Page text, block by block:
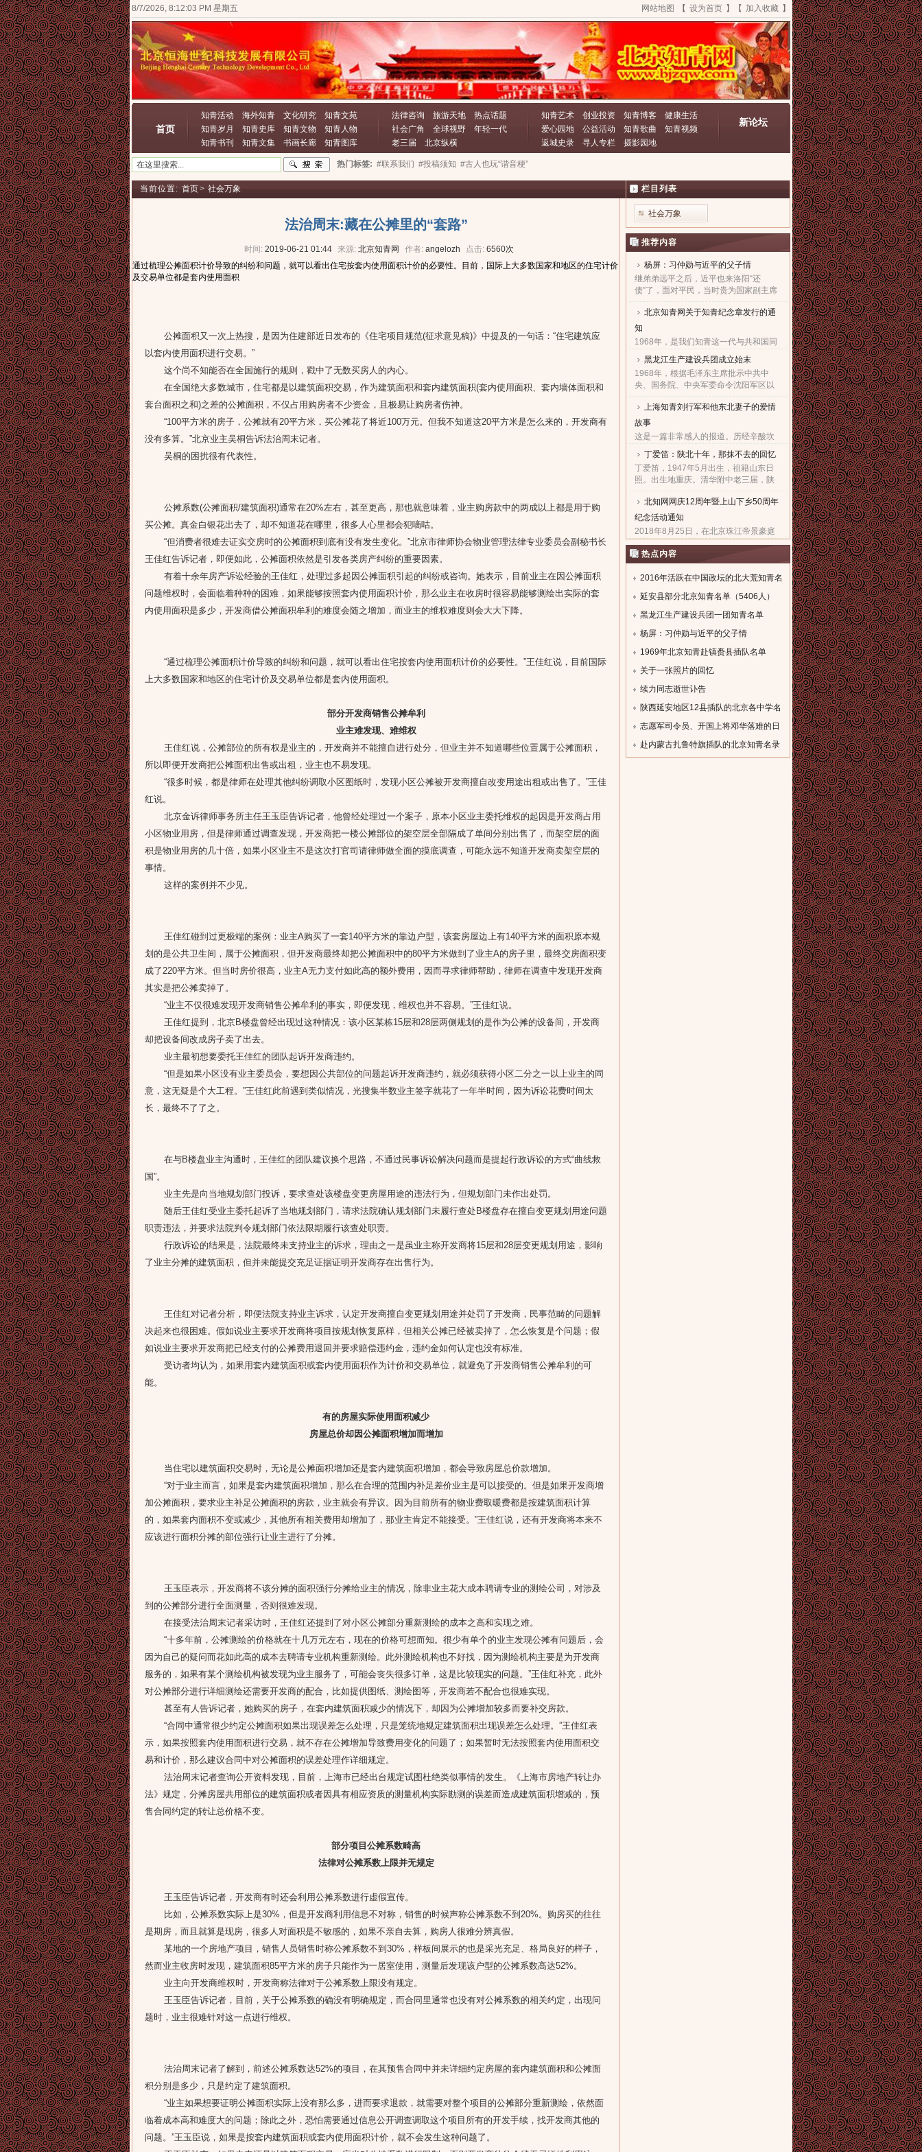
8/7/2026, 8:12:04 PM 星期五 网站地图 【 设为首页 】【 加入收藏 】
首页
知青活动 海外知青 文化研究
知青文苑
知青岁月
知青史库 知青文物
知青人物
知青书刊
知青文集 书画长廊 知青图库
法律咨询 旅游天地
热点话题
社会广角
全球视野
年轻一代
老三届
北京纵横
知青艺术 创业投资 知青博客
健康生活
爱心园地
公益活动 知青歌曲
知青视频
返城史录
寻人专栏 摄影园地
新论坛
热门标签: #联系我们 #投稿须知 #古人也玩“谐音梗”
当前位置: 首页> 社会万象
法治周末:藏在公摊里的“套路”
时间: 2019-06-21 01:44 来源: 北京知青网 作者: angelozh 点击: 6560次
通过梳理公摊面积计价导致的纠纷和问题，就可以看出住宅按套内使用面积计价的必要性。目前，国际上大多数国家和地区的住宅计价
及交易单位都是套内使用面积
公摊面积又一次上热搜，是因为住建部近日发布的《住宅项目规范(征求意见稿)》中提及的一句话：“住宅建筑应
以套内使用面积进行交易。”
这个尚不知能否在全国施行的规则，戳中了无数买房人的内心。
在全国绝大多数城市，住宅都是以建筑面积交易，作为建筑面积和套内建筑面积(套内使用面积、套内墙体面积和
套台面积之和)之差的公摊面积，不仅占用购房者不少资金，且极易让购房者伤神。
“100平方米的房子，公摊就有20平方米，买公摊花了将近100万元。但我不知道这20平方米是怎么来的，开发商有
没有多算。”北京业主吴桐告诉法治周末记者。
吴桐的困扰很有代表性。
公摊系数(公摊面积/建筑面积)通常在20%左右，甚至更高，那也就意味着，业主购房款中的两成以上都是用于购
买公摊。真金白银花出去了，却不知道花在哪里，很多人心里都会犯嘀咕。
“但消费者很难去证实交房时的公摊面积到底有没有发生变化。”北京市律师协会物业管理法律专业委员会副秘书长
王佳红告诉记者，即便如此，公摊面积依然是引发各类房产纠纷的重要因素。
有着十余年房产诉讼经验的王佳红，处理过多起因公摊面积引起的纠纷或咨询。她表示，目前业主在因公摊面积
问题维权时，会面临着种种的困难，如果能够按照套内使用面积计价，那么业主在收房时很容易能够测绘出实际的套
内使用面积是多少，开发商借公摊面积牟利的难度会随之增加，而业主的维权难度则会大大下降。
“通过梳理公摊面积计价导致的纠纷和问题，就可以看出住宅按套内使用面积计价的必要性。”王佳红说，目前国际
上大多数国家和地区的住宅计价及交易单位都是套内使用面积。
部分开发商销售公摊牟利
业主难发现、难维权
王佳红说，公摊部位的所有权是业主的，开发商并不能擅自进行处分，但业主并不知道哪些位置属于公摊面积，
所以即便开发商把公摊面积出售或出租，业主也不易发现。
“很多时候，都是律师在处理其他纠纷调取小区图纸时，发现小区公摊被开发商擅自改变用途出租或出售了。”王佳
红说。
北京金诉律师事务所主任王玉臣告诉记者，他曾经处理过一个案子，原本小区业主委托维权的起因是开发商占用
小区物业用房，但是律师通过调查发现，开发商把一楼公摊部位的架空层全部隔成了单间分别出售了，而架空层的面
积是物业用房的几十倍，如果小区业主不是这次打官司请律师做全面的摸底调查，可能永远不知道开发商卖架空层的
事情。
这样的案例并不少见。
王佳红碰到过更极端的案例：业主A购买了一套140平方米的靠边户型，该套房屋边上有140平方米的面积原本规
划的是公共卫生间，属于公摊面积，但开发商最终却把公摊面积中的80平方米做到了业主A的房子里，最终交房面积变
成了220平方米。但当时房价很高，业主A无力支付如此高的额外费用，因而寻求律师帮助，律师在调查中发现开发商
其实是把公摊卖掉了。
“业主不仅很难发现开发商销售公摊牟利的事实，即便发现，维权也并不容易。”王佳红说。
王佳红提到，北京B楼盘曾经出现过这种情况：该小区某栋15层和28层两侧规划的是作为公摊的设备间，开发商
却把设备间改成房子卖了出去。
业主最初想要委托王佳红的团队起诉开发商违约。
“但是如果小区没有业主委员会，要想因公共部位的问题起诉开发商违约，就必须获得小区二分之一以上业主的同
意，这无疑是个大工程。”王佳红此前遇到类似情况，光搜集半数业主签字就花了一年半时间，因为诉讼花费时间太
长，最终不了了之。
在与B楼盘业主沟通时，王佳红的团队建议换个思路，不通过民事诉讼解决问题而是提起行政诉讼的方式“曲线救
国”。
业主先是向当地规划部门投诉，要求查处该楼盘变更房屋用途的违法行为，但规划部门未作出处罚。
随后王佳红受业主委托起诉了当地规划部门，请求法院确认规划部门未履行查处B楼盘存在擅自变更规划用途问题
职责违法，并要求法院判令规划部门依法限期履行该查处职责。
行政诉讼的结果是，法院最终未支持业主的诉求，理由之一是虽业主称开发商将15层和28层变更规划用途，影响
了业主分摊的建筑面积，但并未能提交充足证据证明开发商存在出售行为。
王佳红对记者分析，即便法院支持业主诉求，认定开发商擅自变更规划用途并处罚了开发商，民事范畴的问题解
决起来也很困难。假如说业主要求开发商将项目按规划恢复原样，但相关公摊已经被卖掉了，怎么恢复是个问题；假
如说业主要求开发商把已经支付的公摊费用退回并要求赔偿违约金，违约金如何认定也没有标准。
受访者均认为，如果用套内建筑面积或套内使用面积作为计价和交易单位，就避免了开发商销售公摊牟利的可
能。
有的房屋实际使用面积减少
房屋总价却因公摊面积增加而增加
当住宅以建筑面积交易时，无论是公摊面积增加还是套内建筑面积增加，都会导致房屋总价款增加。
“对于业主而言，如果是套内建筑面积增加，那么在合理的范围内补足差价业主是可以接受的。但是如果开发商增
加公摊面积，要求业主补足公摊面积的房款，业主就会有异议。因为目前所有的物业费取暖费都是按建筑面积计算
的，如果套内面积不变或减少，其他所有相关费用却增加了，那业主肯定不能接受。”王佳红说，还有开发商将本来不
应该进行面积分摊的部位强行让业主进行了分摊。
王玉臣表示，开发商将不该分摊的面积强行分摊给业主的情况，除非业主花大成本聘请专业的测绘公司，对涉及
到的公摊部分进行全面测量，否则很难发现。
在接受法治周末记者采访时，王佳红还提到了对小区公摊部分重新测绘的成本之高和实现之难。
“十多年前，公摊测绘的价格就在十几万元左右，现在的价格可想而知。很少有单个的业主发现公摊有问题后，会
因为自己的疑问而花如此高的成本去聘请专业机构重新测绘。此外测绘机构也不好找，因为测绘机构主要是为开发商
服务的，如果有某个测绘机构被发现为业主服务了，可能会丧失很多订单，这是比较现实的问题。”王佳红补充，此外
对公摊部分进行详细测绘还需要开发商的配合，比如提供图纸、测绘图等，开发商若不配合也很难实现。
甚至有人告诉记者，她购买的房子，在套内建筑面积减少的情况下，却因为公摊增加较多而要补交房款。
“合同中通常很少约定公摊面积如果出现误差怎么处理，只是笼统地规定建筑面积出现误差怎么处理。”王佳红表
示，如果按照套内使用面积进行交易，就不存在公摊增加导致费用变化的问题了；如果暂时无法按照套内使用面积交
易和计价，那么建议合同中对公摊面积的误差处理作详细规定。
法治周末记者查询公开资料发现，目前，上海市已经出台规定试图杜绝类似事情的发生。《上海市房地产转让办
法》规定，分摊房屋共用部位的建筑面积或者因具有相应资质的测量机构实际勘测的误差而造成建筑面积增减的，预
售合同约定的转让总价格不变。
部分项目公摊系数畸高
法律对公摊系数上限并无规定
王玉臣告诉记者，开发商有时还会利用公摊系数进行虚假宣传。
比如，公摊系数实际上是30%，但是开发商利用信息不对称，销售的时候声称公摊系数不到20%。购房买的往往
是期房，而且就算是现房，很多人对面积是不敏感的，如果不亲自去算，购房人很难分辨真假。
某地的一个房地产项目，销售人员销售时称公摊系数不到30%，样板间展示的也是采光充足、格局良好的样子，
然而业主收房时发现，建筑面积85平方米的房子只能作为一居室使用，测量后发现该户型的公摊系数高达52%。
业主向开发商维权时，开发商称法律对于公摊系数上限没有规定。
王玉臣告诉记者，目前，关于公摊系数的确没有明确规定，而合同里通常也没有对公摊系数的相关约定，出现问
题时，业主很难针对这一点进行维权。
法治周末记者了解到，前述公摊系数达52%的项目，在其预售合同中并未详细约定房屋的套内建筑面积和公摊面
积分别是多少，只是约定了建筑面积。
“业主如果想要证明公摊面积实际上没有那么多，进而要求退款，就需要对整个项目的公摊部分重新测绘，依然面
临着成本高和难度大的问题；除此之外，恐怕需要通过信息公开调查调取这个项目所有的开发手续，找开发商其他的
问题。”王玉臣说，如果是按套内建筑面积或套内使用面积计价，就不会发生这种问题了。
栏目列表
社会万象
推荐内容
杨屏：习仲勋与近平的父子情
继弟弟远平之后，近平也来洛阳“还
债”了，面对平民，当时贵为国家副主席
的他，几乎90度的庄严一躬，鞠出了习
家父子对天下老百姓的良心！也鞠出了
习仲勋与近平撼人心魄的父......
北京知青网关于知青纪念章发行的通
知
1968年，是我们知青这一代与共和国同
命运共前进的同龄人值得隆重纪念的一
年。因为，知青这个在特殊历史时期产
生的特殊群体，在共和国发展的史册
上，以自己的青春、热血和忠......
黑龙江生产建设兵团成立始末
1968年，根据毛泽东主席批示中共中
央、国务院、中央军委命令沈阳军区以
原东北农垦总局所属农场为基础，组建
黑龙江生产建设兵团，在黑龙江省边境
地区执行“屯垦戍边”任务。......
上海知青刘行军和他东北妻子的爱情
故事
这是一篇非常感人的报道。历经辛酸坎
坷，终于同18年前的爱人生活到了一
起，黑龙江省五大连池市女子王亚文和
知青刘行军之间的动人爱情故事，演绎
了生活版的“小芳的故事”。......
丁爱笛：陕北十年，那抹不去的回忆
丁爱笛，1947年5月出生，祖籍山东日
照。出生地重庆。清华附中老三届，陕
北延川插队十年，做过四年生产队长，
四年大队书记兼公社副书记。1978年恢
复高考进入上海工业大学。现......
北知网网庆12周年暨上山下乡50周年
纪念活动通知
2018年8月25日，在北京珠江帝景豪庭
酒店二楼举办盛大隆重的“庆祝北京知青
网成立十二周年暨纪念上山下乡五十周
年文艺联欢会”。热烈欢迎广大知青朋友
参加。...
热点内容
2016年活跃在中国政坛的北大荒知青名
单
[field:description
function='cn_substr(@me,80)'/]...
延安县部分北京知青名单（5406人）
[field:description
function='cn_substr(@me,80)'/]...
黑龙江生产建设兵团一团知青名单
（一）
[field:description
function='cn_substr(@me,80)'/]...
杨屏：习仲勋与近平的父子情
[field:description
function='cn_substr(@me,80)'/]...
1969年北京知青赴镇赉县插队名单
[field:description
function='cn_substr(@me,80)'/]...
关于一张照片的回忆
[field:description
function='cn_substr(@me,80)'/]...
续力同志逝世讣告
[field:description
function='cn_substr(@me,80)'/]...
陕西延安地区12县插队的北京各中学名
录
[field:description
志愿军司令员、开国上将邓华落难的日
子
赴内蒙古扎鲁特旗插队的北京知青名录